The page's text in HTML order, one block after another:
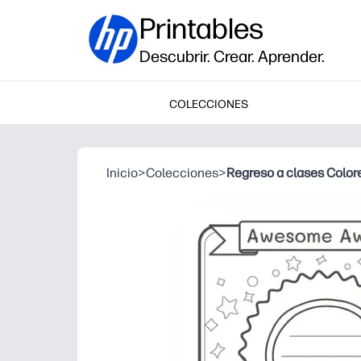
Printables
Descubrir. Crear. Aprender.
COLECCIONES
Inicio>Colecciones>Regreso a clases